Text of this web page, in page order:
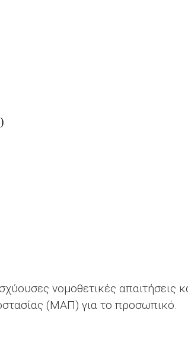
νομοθετικές απαιτήσεις
(ΜΑΠ) για το προσωπικό.